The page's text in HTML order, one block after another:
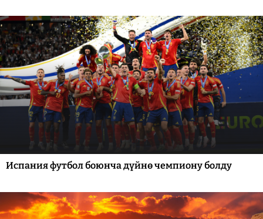
Испания футбол боюнча дүйнө чемпиону болду